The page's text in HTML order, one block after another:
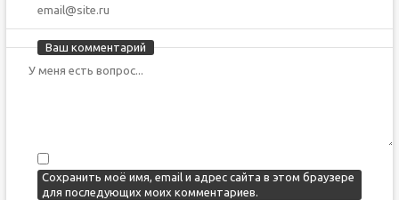
Ваш комментарий
Сохранить моё имя, email и адрес сайта в этом браузере
для последующих моих комментариев.